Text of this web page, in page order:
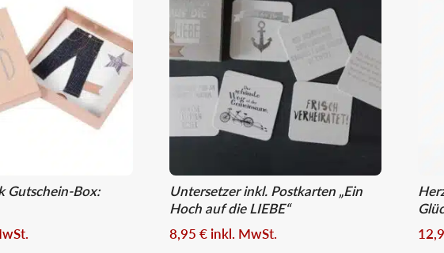
Gutschein-Box:
Untersetzer inkl. Postkarten „Ein
Hoch auf die LIEBE“
8,95 € inkl. MwSt.